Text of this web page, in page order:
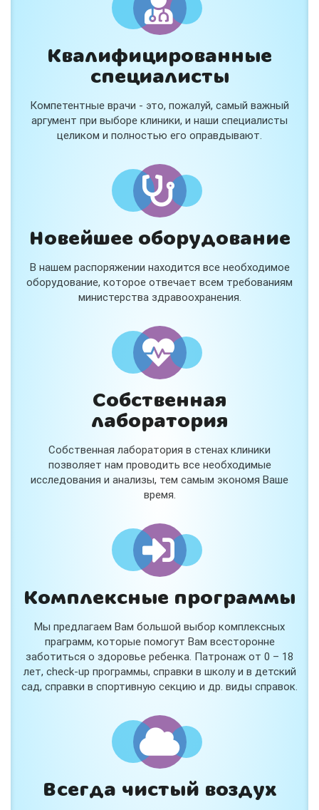
Квалифицированные
специалисты
Компетентные врачи - это, пожалуй, самый важный
аргумент при выборе клиники, и наши специалисты
целиком и полностью его оправдывают.
Новейшее оборудование
В нашем распоряжении находится все необходимое
оборудование, которое отвечает всем требованиям
министерства здравоохранения.
Собственная
лаборатория
Собственная лаборатория в стенах клиники
позволяет нам проводить все необходимые
исследования и анализы, тем самым экономя Ваше
время.
Комплексные программы
Мы предлагаем Вам большой выбор комплексных
праграмм, которые помогут Вам всесторонне
заботиться о здоровье ребенка. Патронаж от 0 – 18
лет, check-up программы, справки в школу и в детский
сад, справки в спортивную секцию и др. виды справок.
Всегда чистый воздух
Консультация ортопеда +
тейпирование за 1 приём
Вас или вашего ребёнка беспокоят:
- боли в спине, шее, коленях или ногах?
- дискомфорт после спорта и нагрузок?
В «Медлэнд» принимает известный ортопед-
травматолог Шехмаметьев Али Зарефуллович
В прием входит:
✔️ Осмотр и консультация врача
✔️ Рекомендации по вашей ситуации
✔️Тейпирование
спортсменам и беременным женщинам.
Специальная цена — 3000 ₽.
и расскажем подробнее!
Нет, спасибо
Я согласен на обработкуперсональных данных
Работает наСтримвуд